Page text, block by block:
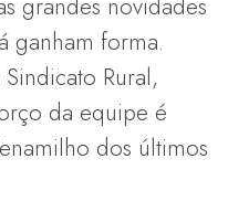
ganham forma.
Rural,
da equipe é
dos últimos